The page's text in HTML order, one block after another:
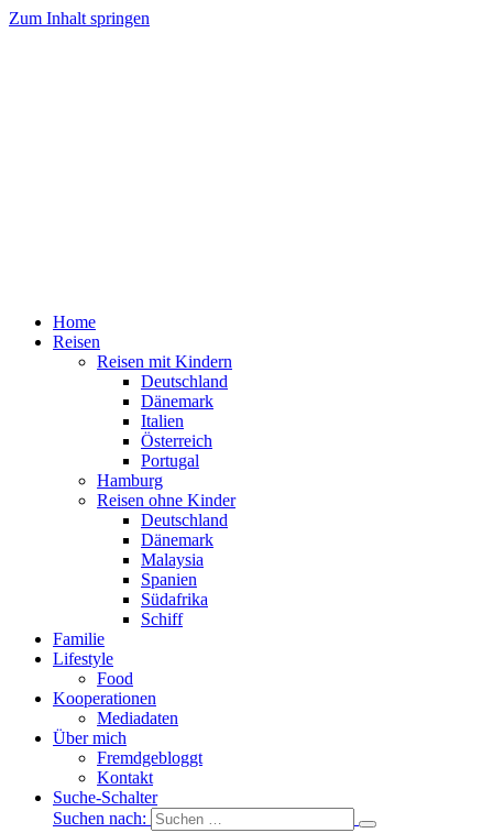
Zum Inhalt springen
Home
Reisen
Reisen mit Kindern
Deutschland
Dänemark
Italien
Österreich
Portugal
Hamburg
Reisen ohne Kinder
Deutschland
Dänemark
Malaysia
Spanien
Südafrika
Schiff
Familie
Lifestyle
Food
Kooperationen
Mediadaten
Über mich
Fremdgebloggt
Kontakt
Suche-Schalter
Suchen nach: